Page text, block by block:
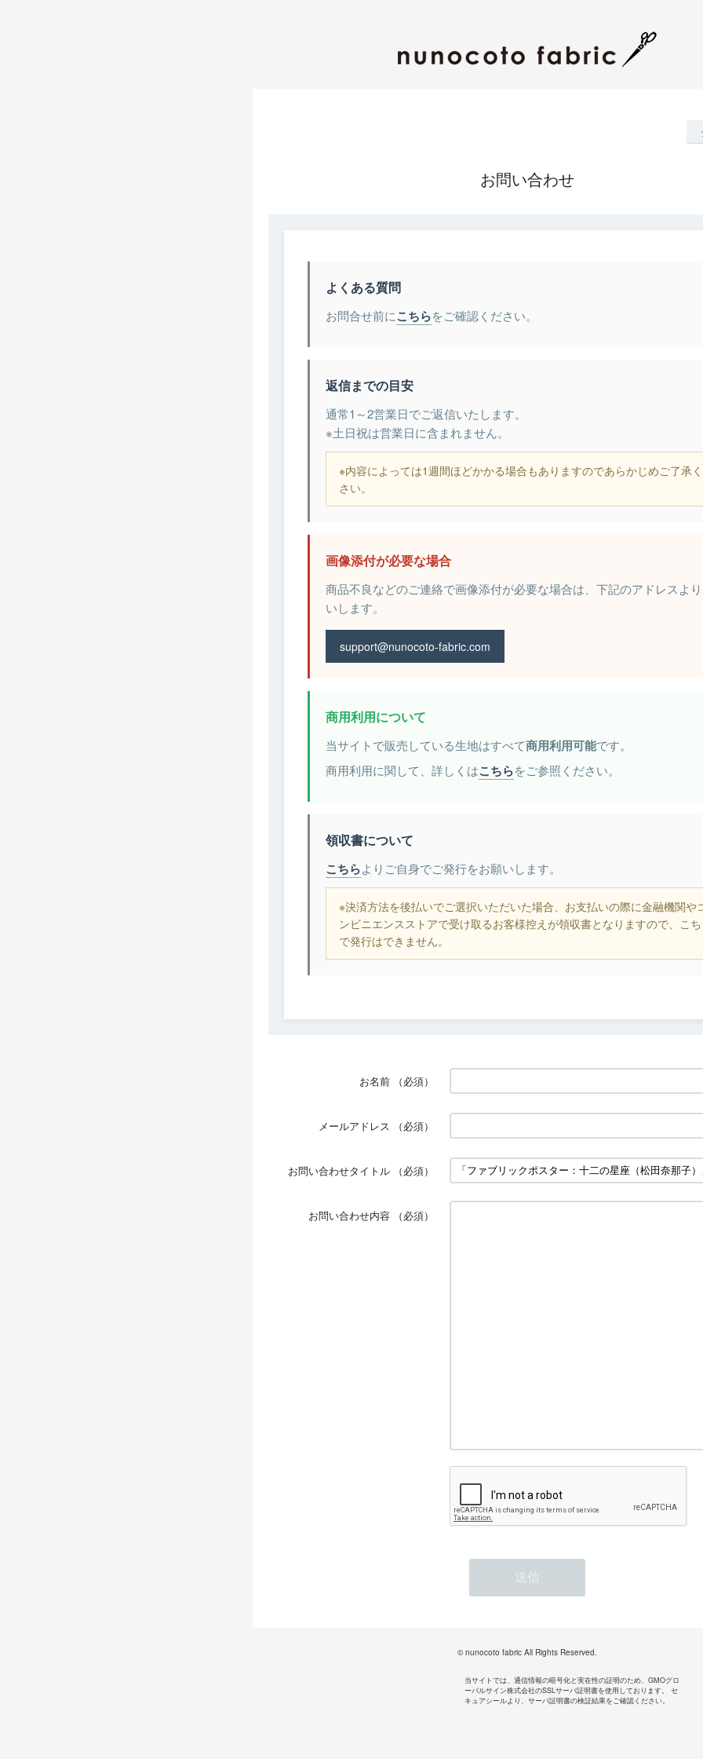
お問い合わせ
よくある質問
お問合せ前にこちらをご確認ください。
返信までの目安
通常1～2営業日でご返信いたします。
※土日祝は営業日に含まれません。
※内容によっては1週間ほどかかる場合もありますのであらかじめご了承
さい。
画像添付が必要な場合
商品不良などのご連絡で画像添付が必要な場合は、下記のアドレスよ
いします。
support@nunocoto-fabric.com
商用利用について
当サイトで販売している生地はすべて商用利用可能です。
商用利用に関して、詳しくはこちらをご参照ください。
領収書について
こちらよりご自身でご発行をお願いします。
※決済方法を後払いでご選択いただいた場合、お支払いの際に金融機関や
ンビニエンスストアで受け取るお客様控えが領収書となりますので、こ
で発行はできません。
お名前 （必須）
メールアドレス （必須）
お問い合わせタイトル （必須）
お問い合わせ内容 （必須）
© nunocoto fabric All Rights Reserved.
当サイトでは、通信情報の暗号化と実在性の証明のため、GMOグロ
ーバルサイン株式会社のSSLサーバ証明書を使用しております。 セ
キュアシールより、サーバ証明書の検証結果をご確認ください。